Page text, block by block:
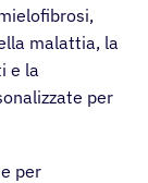
malattia, la
e la
per
per